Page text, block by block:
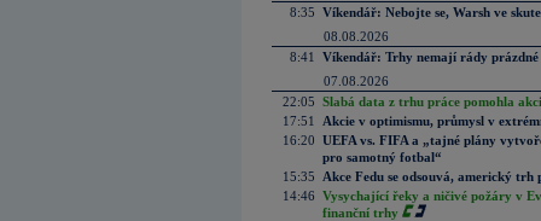
8:35 Víkendář: Nebojte se, Warsh ve
08.08.2026
8:41
Víkendář: Trhy nemají rády prázdné
07.08.2026
22:05 Slabá data z trhu práce pomohla
17:51
Akcie v optimismu, průmysl v
16:20 UEFA vs. FIFA a „tajné plány
pro samotný fotbal“
15:35
Akce Fedu se odsouvá, americký
14:46 Vysychající řeky a ničivé požáry v
finanční trhy